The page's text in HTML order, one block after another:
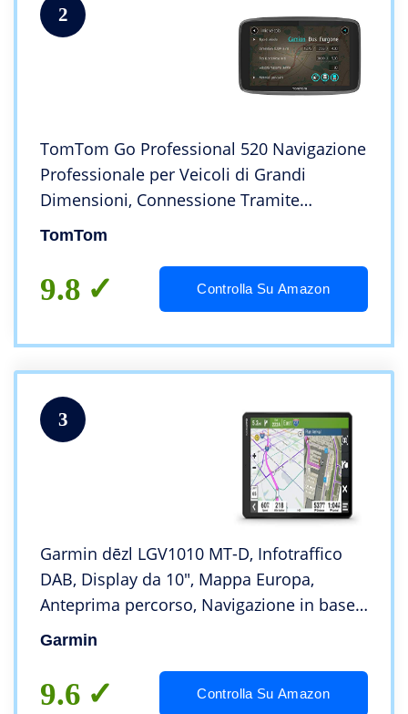
2
TomTom Go Professional 520 Navigazione
Professionale per Veicoli di Grandi
Dimensioni, Connessione Tramite
Smartphone a Vita, 5″, Nero
TomTom
9.8 Controlla Su Amazon
3
Garmin dēzl LGV1010 MT-D, Infotraffico
DAB, Display da 10″, Mappa Europa,
Anteprima percorso, Navigazione in base
a dimensioni, peso e carico trasportato
Garmin
9.6 Controlla Su Amazon